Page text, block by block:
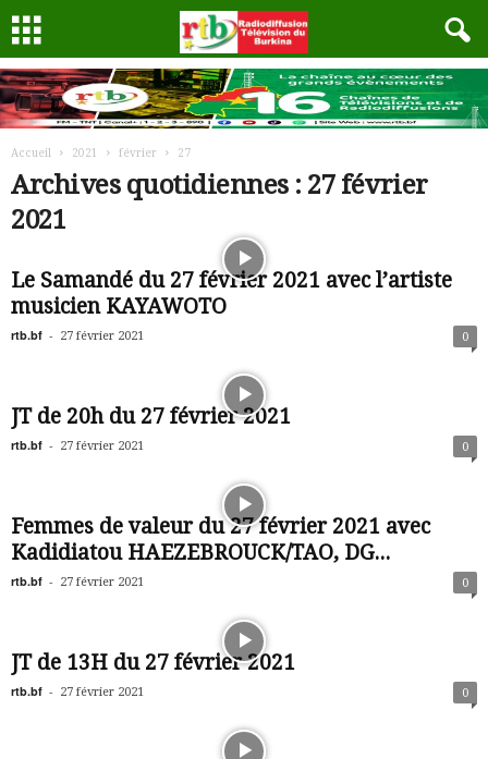
Accueil 2021 février 27
Archives quotidiennes : 27 février
2021
Le Samandé du 27 février 2021 avec l’artiste
musicien KAYAWOTO
rtb.bf - 27 février 2021 0
JT de 20h du 27 février 2021
rtb.bf - 27 février 2021 0
Femmes de valeur du 27 février 2021 avec
Kadidiatou HAEZEBROUCK/TAO, DG...
rtb.bf - 27 février 2021 0
JT de 13H du 27 février 2021
rtb.bf - 27 février 2021 0